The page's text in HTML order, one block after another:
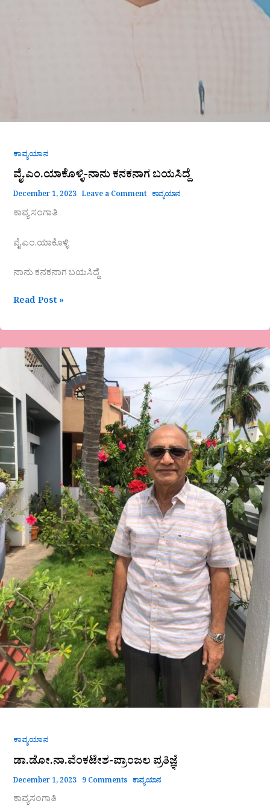
ಕಾವ್ಯಯಾನ
ವೈ.ಎಂ.ಯಾಕೊಳ್ಳಿ-ನಾನು ಕನಕನಾಗ ಬಯಸಿದ್ದೆ
December 1, 2023 Leave a Comment ಕಾವ್ಯಯಾನ
ಕಾವ್ಯ ಸಂಗಾತಿ
ವೈ.ಎಂ.ಯಾಕೊಳ್ಳಿ
ನಾನು ಕನಕನಾಗ ಬಯಸಿದ್ದೆ
Read Post »
ಕಾವ್ಯಯಾನ
ಡಾ.ಡೋ.ನಾ.ವೆಂಕಟೇಶ-ಪ್ರಾಂಜಲ ಪ್ರತಿಜ್ಞೆ
December 1, 2023 9 Comments ಕಾವ್ಯಯಾನ
ಕಾವ್ಯಸಂಗಾತಿ
ಡಾ.ಡೋ.ನಾ.ವೆಂಕಟೇಶ-
ಪ್ರಾಂಜಲ